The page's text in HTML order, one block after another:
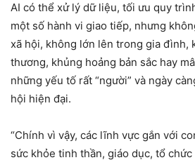
AI có thể xử lý dữ liệu, tối ưu quy
một số hành vi giao tiếp, nhưng
xã hội, không lớn lên trong gia đình,
thương, khủng hoảng bản sắc hay
những yếu tố rất “người” và ngày
hội hiện đại.
“Chính vì vậy, các lĩnh vực gắn với
sức khỏe tinh thần, giáo dục, tổ